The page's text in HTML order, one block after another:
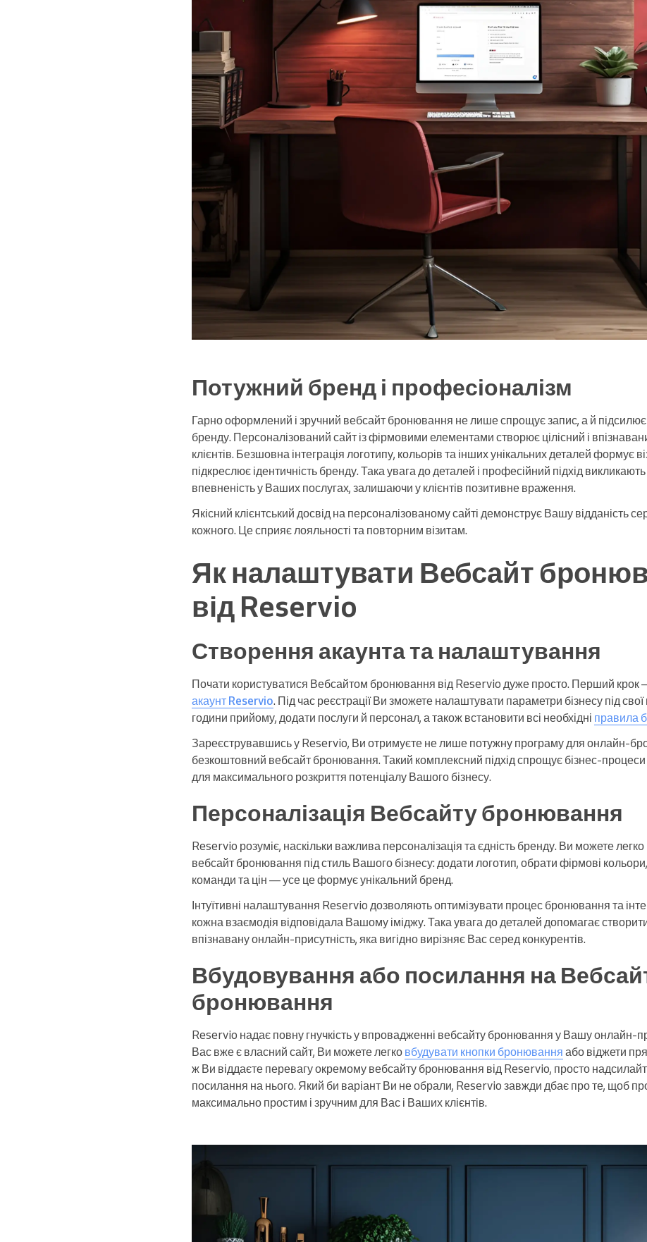
Потужний бренд і професіоналізм
Гарно оформлений і зручний вебсайт бронювання не лише спрощує запис, а й
бренду. Персоналізований сайт із фірмовими елементами створює цілісний і
клієнтів. Безшовна інтеграція логотипу, кольорів та інших унікальних деталей формує
підкреслює ідентичність бренду. Така увага до деталей і професійний підхід викликають
впевненість у Ваших послугах, залишаючи у клієнтів позитивне враження.
Якісний клієнтський досвід на персоналізованому сайті демонструє Вашу відданість
кожного. Це сприяє лояльності та повторним візитам.
Як налаштувати Вебсайт
від Reservio
Створення акаунта та налаштування
Почати користуватися Вебсайтом бронювання від Reservio дуже просто. Перший крок
акаунт Reservio. Під час реєстрації Ви зможете налаштувати параметри бізнесу під
години прийому, додати послуги й персонал, а також встановити всі необхідні правила
Зареєструвавшись у Reservio, Ви отримуєте не лише потужну програму для онлайн-
безкоштовний вебсайт бронювання. Такий комплексний підхід спрощує бізнес-процеси
для максимального розкриття потенціалу Вашого бізнесу.
Персоналізація Вебсайту бронювання
Reservio розуміє, наскільки важлива персоналізація та єдність бренду. Ви можете
вебсайт бронювання під стиль Вашого бізнесу: додати логотип, обрати фірмові
команди та цін — усе це формує унікальний бренд.
Інтуїтивні налаштування Reservio дозволяють оптимізувати процес бронювання та
кожна взаємодія відповідала Вашому іміджу. Така увага до деталей допомагає
впізнавану онлайн-присутність, яка вигідно вирізняє Вас серед конкурентів.
Вбудовування або посилання на
бронювання
Reservio надає повну гнучкість у впровадженні вебсайту бронювання у Вашу онлайн-
Вас вже є власний сайт, Ви можете легко вбудувати кнопки бронювання або віджети
ж Ви віддаєте перевагу окремому вебсайту бронювання від Reservio, просто
посилання на нього. Який би варіант Ви не обрали, Reservio завжди дбає про те, щоб
максимально простим і зручним для Вас і Ваших клієнтів.